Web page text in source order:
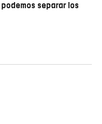
podemos separar los